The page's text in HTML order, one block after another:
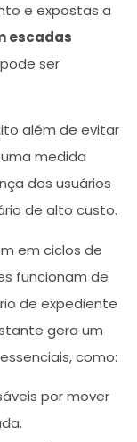
e expostas a
escadas
ser
além de evitar
medida
dos usuários
de alto custo.
em ciclos de
funcionam de
de expediente
gera um
como:
por mover